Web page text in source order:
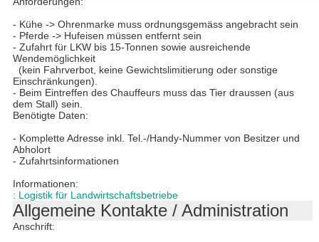
- Kühe -> Ohrenmarke muss ordnungsgemäss angebracht sein
- Pferde -> Hufeisen müssen entfernt sein
- Zufahrt für LKW bis 15-Tonnen sowie ausreichende
Wendemöglichkeit
(kein Fahrverbot, keine Gewichtslimitierung oder sonstige
Einschränkungen).
- Beim Eintreffen des Chauffeurs muss das Tier draussen (aus
dem Stall) sein.
Benötigte Daten:
- Komplette Adresse inkl. Tel.-/Handy-Nummer von Besitzer und
Abholort
- Zufahrtsinformationen
Informationen:
: Logistik für Landwirtschaftsbetriebe
Allgemeine Kontakte / Administration
Anschrift: